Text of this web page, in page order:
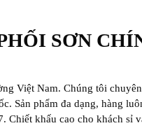
SƠN
Việt Nam. Chúng tôi
Sản phẩm đa dạng, hàng
Chiết khấu cao cho khách sỉ